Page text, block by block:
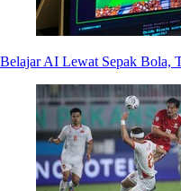
Belajar AI Lewat Sepak Bola,